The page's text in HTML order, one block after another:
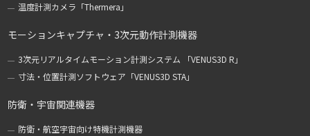
温度計測カメラ「Thermera」
モーションキャプチャ・3次元動作計測機器
3次元リアルタイムモーション計測システム 「VENUS3D R」
寸法・位置計測ソフトウェア「VENUS3D STA」
防衛・宇宙関連機器
防衛・航空宇宙向け特機計測機器